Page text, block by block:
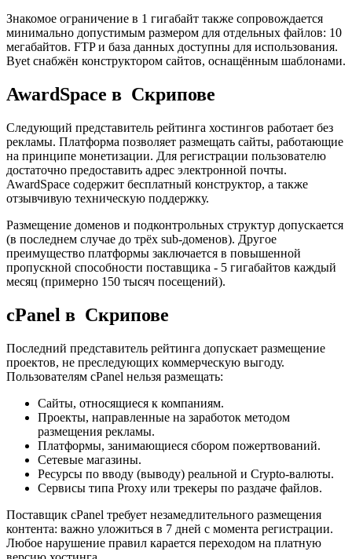
Знакомое ограничение в 1 гигабайт также сопровождается
минимально допустимым размером для отдельных файлов: 10
мегабайтов. FTP и база данных доступны для использования.
Byet снабжён конструктором сайтов, оснащённым шаблонами.
AwardSpace в Скрипове
Следующий представитель рейтинга хостингов работает без
рекламы. Платформа позволяет размещать сайты, работающие
на принципе монетизации. Для регистрации пользователю
достаточно предоставить адрес электронной почты.
AwardSpace содержит бесплатный конструктор, а также
отзывчивую техническую поддержку.
Размещение доменов и подконтрольных структур допускается
(в последнем случае до трёх sub-доменов). Другое
преимущество платформы заключается в повышенной
пропускной способности поставщика - 5 гигабайтов каждый
месяц (примерно 150 тысяч посещений).
cPanel в Скрипове
Последний представитель рейтинга допускает размещение
проектов, не преследующих коммерческую выгоду.
Пользователям cPanel нельзя размещать:
Сайты, относящиеся к компаниям.
Проекты, направленные на заработок методом
размещения рекламы.
Платформы, занимающиеся сбором пожертвований.
Сетевые магазины.
Ресурсы по вводу (выводу) реальной и Crypto-валюты.
Сервисы типа Proxy или трекеры по раздаче файлов.
Поставщик cPanel требует незамедлительного размещения
контента: важно уложиться в 7 дней с момента регистрации.
Любое нарушение правил карается переходом на платную